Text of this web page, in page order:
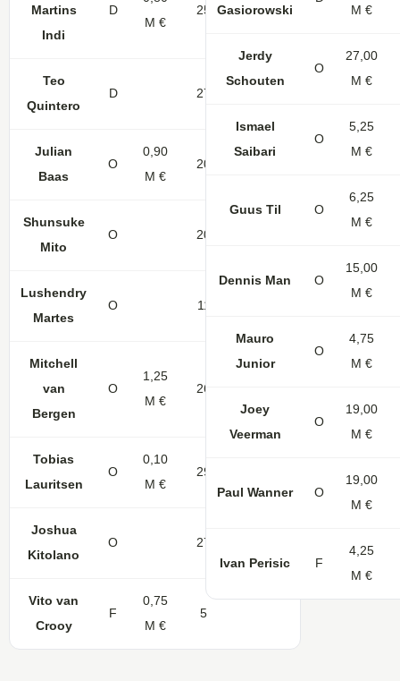
Martins
Indi
D
M €
25 1 1
Teo
Quintero
D 27
Julian
Baas
O
0,90
M €
20
Shunsuke
Mito
O 20
Lushendry
Martes
O 11
Mitchell
van
Bergen
O
1,25
M €
26
Tobias
Lauritsen
O
0,10
M €
29
Joshua
Kitolano
O 27
Vito van
Crooy
F
0,75
M €
5
Gasiorowski
M €
Jerdy
Schouten
O
27,00
M €
Ismael
Saibari
O
5,25
M €
Guus Til O
6,25
M €
Dennis Man O
15,00
M €
Mauro
Junior
O
4,75
M €
Joey
Veerman
O
19,00
M €
Paul Wanner O
19,00
M €
Ivan Perisic F
4,25
M €